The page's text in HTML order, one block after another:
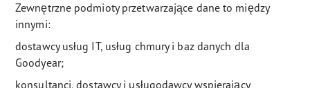
Zewnętrzne podmioty przetwarzające dane to między
innymi:
dostawcy usług IT, usług chmury i baz danych dla
Goodyear;
konsultanci, dostawcy i usługodawcy wspierający